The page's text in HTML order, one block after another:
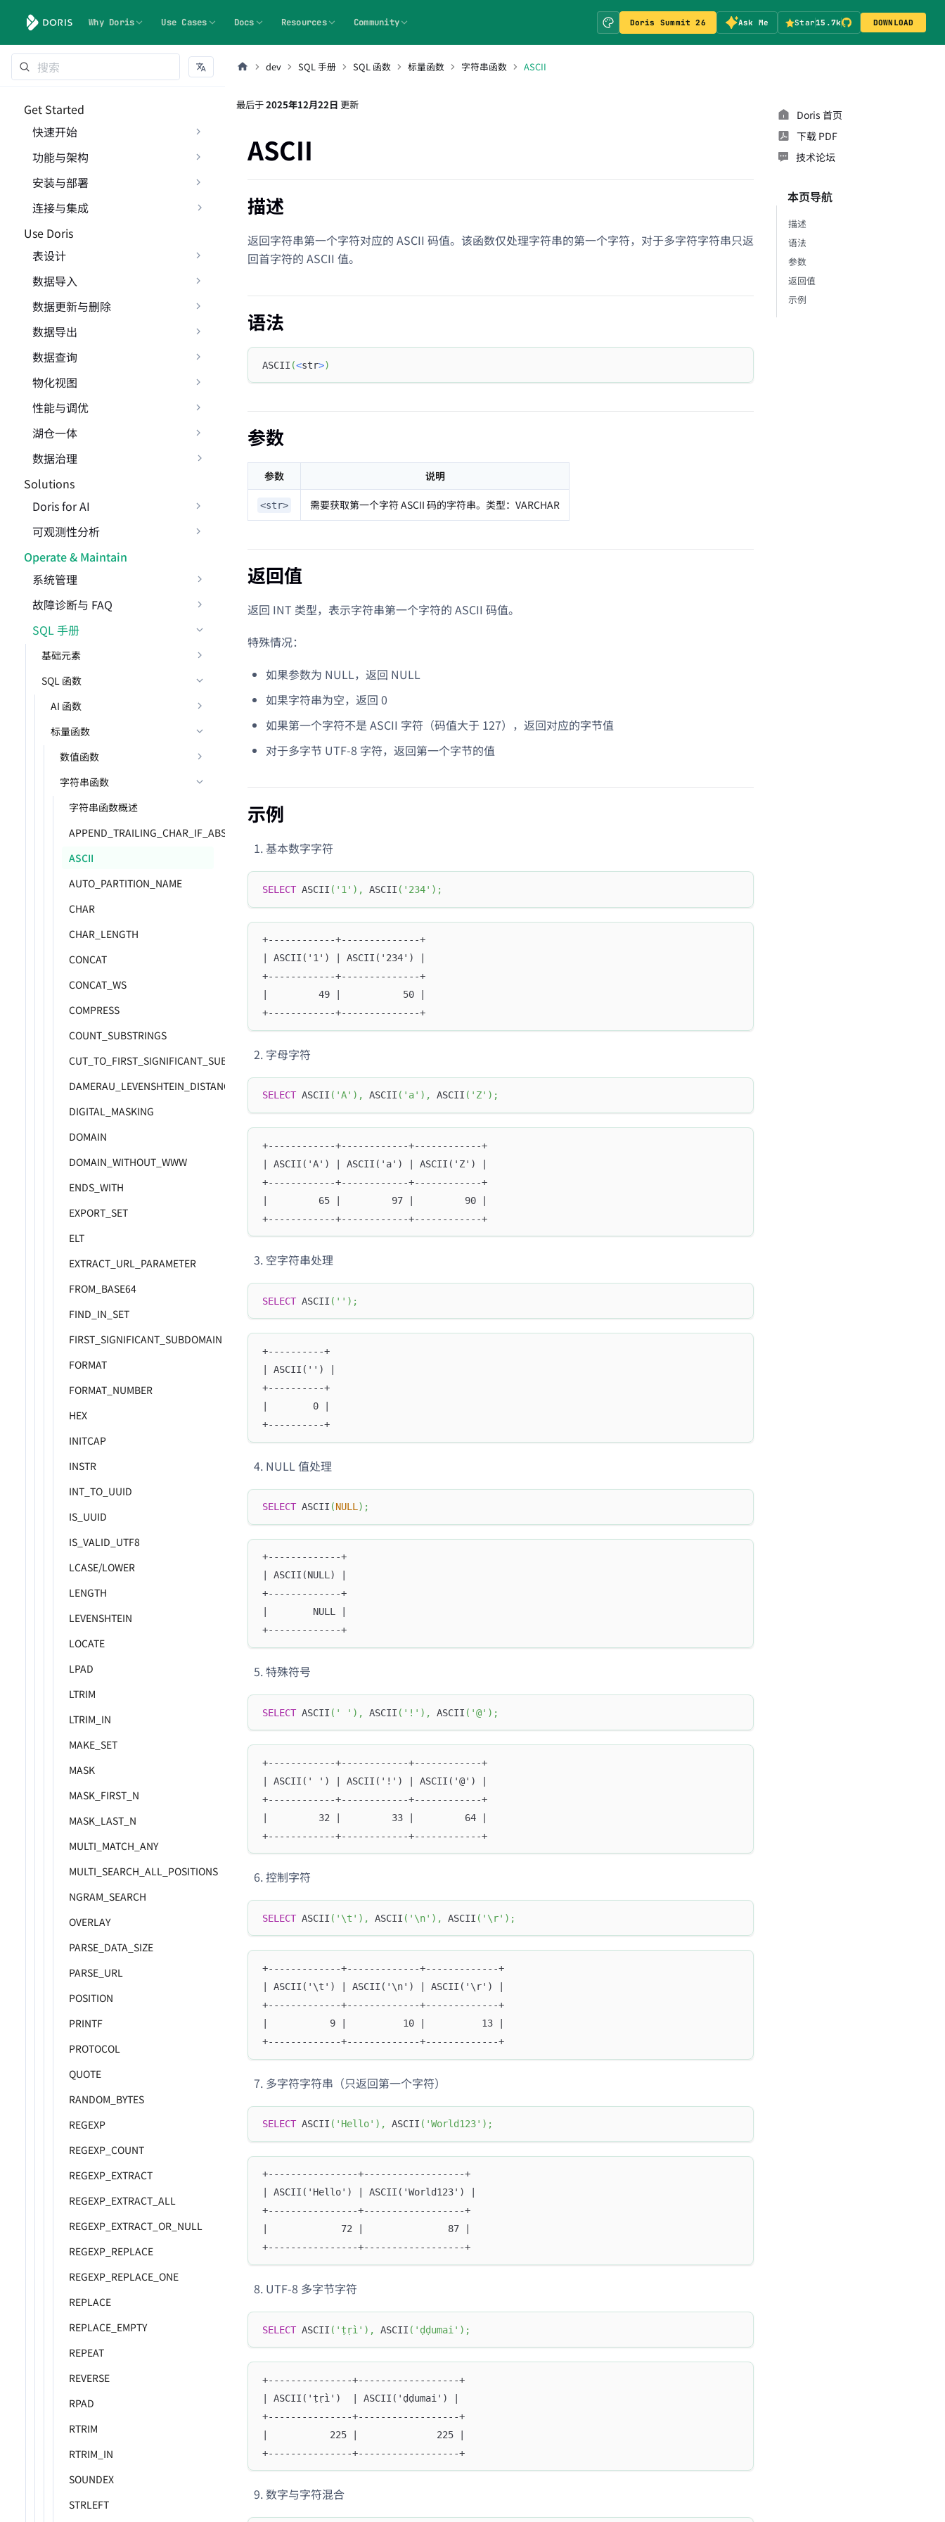
Why Doris Use Cases Docs Resources Community Doris Summit 26 Ask Me Star15.7k DOWNLOAD
Get Started
快速开始
功能与架构
安装与部署
连接与集成
Use Doris
表设计
数据导入
数据更新与删除
数据导出
数据查询
物化视图
性能与调优
湖仓一体
数据治理
Solutions
Doris for AI
可观测性分析
Operate & Maintain
系统管理
故障诊断与 FAQ
SQL 手册
基础元素
SQL 函数
AI 函数
标量函数
数值函数
字符串函数
字符串函数概述
APPEND_TRAILING_CHAR_IF_ABSENT
ASCII
AUTO_PARTITION_NAME
CHAR
CHAR_LENGTH
CONCAT
CONCAT_WS
COMPRESS
COUNT_SUBSTRINGS
CUT_TO_FIRST_SIGNIFICANT_SUBDOMAIN
DAMERAU_LEVENSHTEIN_DISTANCE
DIGITAL_MASKING
DOMAIN
DOMAIN_WITHOUT_WWW
ENDS_WITH
EXPORT_SET
ELT
EXTRACT_URL_PARAMETER
FROM_BASE64
FIND_IN_SET
FIRST_SIGNIFICANT_SUBDOMAIN
FORMAT
FORMAT_NUMBER
HEX
INITCAP
INSTR
INT_TO_UUID
IS_UUID
IS_VALID_UTF8
LCASE/LOWER
LENGTH
LEVENSHTEIN
LOCATE
LPAD
LTRIM
LTRIM_IN
MAKE_SET
MASK
MASK_FIRST_N
MASK_LAST_N
MULTI_MATCH_ANY
MULTI_SEARCH_ALL_POSITIONS
NGRAM_SEARCH
OVERLAY
PARSE_DATA_SIZE
PARSE_URL
POSITION
PRINTF
PROTOCOL
QUOTE
RANDOM_BYTES
REGEXP
REGEXP_COUNT
REGEXP_EXTRACT
REGEXP_EXTRACT_ALL
REGEXP_EXTRACT_OR_NULL
REGEXP_REPLACE
REGEXP_REPLACE_ONE
REPLACE
REPLACE_EMPTY
REPEAT
REVERSE
RPAD
RTRIM
RTRIM_IN
SOUNDEX
STRLEFT
dev SQL 手册 SQL 函数 标量函数 字符串函数 ASCII
最后于2025年12月22日 更新
ASCII
描述
返回字符串第一个字符对应的 ASCII 码值。该函数仅处理字符串的第一个字符，对于多字符字符串只返
回首字符的 ASCII 值。
语法
ASCII (<str>)
参数
参数 说明
<str> 需要获取第一个字符 ASCII 码的字符串。类型：VARCHAR
返回值
返回 INT 类型，表示字符串第一个字符的 ASCII 码值。
特殊情况：
如果参数为 NULL，返回 NULL
如果字符串为空，返回 0
如果第一个字符不是 ASCII 字符（码值大于 127），返回对应的字节值
对于多字节 UTF-8 字符，返回第一个字节的值
示例
基本数字字符
SELECT ASCII ( '1' ) , ASCII ( '234' ) ;
+------------+--------------+
| ASCII('1') | ASCII('234') |
+------------+--------------+
|         49 |           50 |
+------------+--------------+
字母字符
SELECT ASCII ( 'A' ) , ASCII ( 'a' ) , ASCII ( 'Z' ) ;
+------------+------------+------------+
| ASCII('A') | ASCII('a') | ASCII('Z') |
+------------+------------+------------+
|         65 |         97 |         90 |
+------------+------------+------------+
空字符串处理
SELECT ASCII ( '' ) ;
+----------+
| ASCII('') |
+----------+
|        0 |
+----------+
NULL 值处理
SELECT ASCII (NULL ) ;
+-------------+
| ASCII(NULL) |
+-------------+
|        NULL |
+-------------+
特殊符号
SELECT ASCII ( ' ' ) , ASCII ( '!' ) , ASCII ( '@' ) ;
+------------+------------+------------+
| ASCII(' ') | ASCII('!') | ASCII('@') |
+------------+------------+------------+
|         32 |         33 |         64 |
+------------+------------+------------+
控制字符
SELECT ASCII ( '\t' ) , ASCII ( '\n' ) , ASCII ( '\r' ) ;
+-------------+-------------+-------------+
| ASCII('\t') | ASCII('\n') | ASCII('\r') |
+-------------+-------------+-------------+
|           9 |          10 |          13 |
+-------------+-------------+-------------+
多字符字符串（只返回第一个字符）
SELECT ASCII ( 'Hello' ) , ASCII ( 'World123' ) ;
+----------------+------------------+
| ASCII('Hello') | ASCII('World123') |
+----------------+------------------+
|             72 |               87 |
+----------------+------------------+
UTF-8 多字节字符
SELECT ASCII ( 'ṭṛì' ) , ASCII ( 'ḍḍumai' ) ;
+---------------+------------------+
| ASCII('ṭṛì')  | ASCII('ḍḍumai') |
+---------------+------------------+
|           225 |              225 |
+---------------+------------------+
数字与字符混合
Doris 首页
下载 PDF
技术论坛
本页导航
描述
语法
参数
返回值
示例